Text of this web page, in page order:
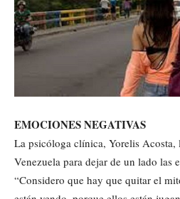
EMOCIONES NEGATIVAS
La psicóloga clínica, Yorelis
Venezuela para dejar de un lado las
“Considero que hay que quitar el